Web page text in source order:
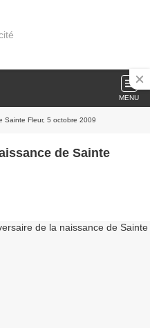
MENU
Sainte Fleur, 5 octobre 2009
de Sainte